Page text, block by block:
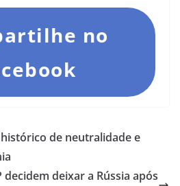
no
de neutralidade e
decidem deixar a Rússia após